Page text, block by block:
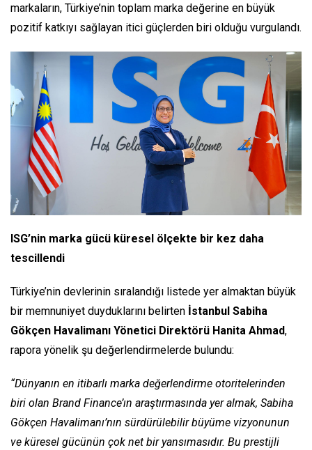
markaların, Türkiye’nin toplam marka değerine en büyük
pozitif katkıyı sağlayan itici güçlerden biri olduğu vurgulandı.
ISG’nin marka gücü küresel ölçekte bir kez daha
tescillendi
Türkiye’nin devlerinin sıralandığı listede yer almaktan büyük
bir memnuniyet duyduklarını belirten İstanbul Sabiha
Gökçen Havalimanı Yönetici Direktörü Hanita Ahmad,
rapora yönelik şu değerlendirmelerde bulundu:
“Dünyanın en itibarlı marka değerlendirme otoritelerinden
biri olan Brand Finance’ın araştırmasında yer almak, Sabiha
Gökçen Havalimanı’nın sürdürülebilir büyüme vizyonunun
ve küresel gücünün çok net bir yansımasıdır. Bu prestijli